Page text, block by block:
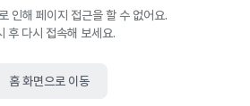
인해 페이지 접근을 할 수 없어요.
후 다시 접속해 보세요.
홈 화면으로 이동